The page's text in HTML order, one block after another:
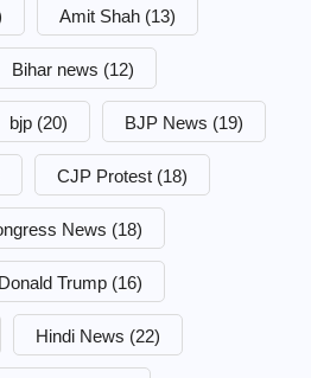
Amit Shah (13)
Bihar news (12)
bjp (20) BJP News (19)
CJP Protest (18)
News (18)
Donald Trump (16)
Hindi News (22)